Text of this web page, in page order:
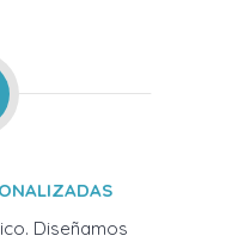
Diseñamos